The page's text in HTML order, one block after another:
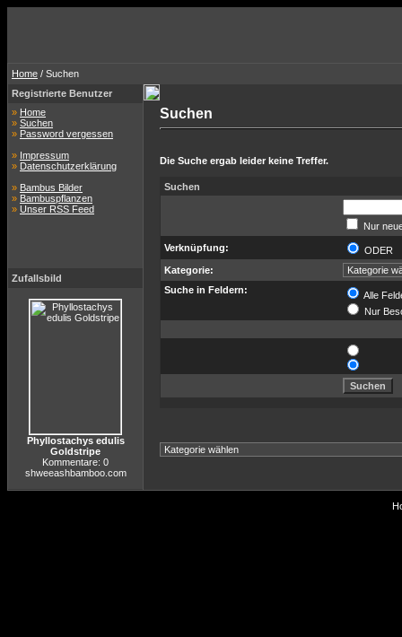
Home / Suchen
Registrierte Benutzer
» Home
» Suchen
» Password vergessen
» Impressum
» Datenschutzerklärung
» Bambus Bilder
» Bambuspflanzen
» Unser RSS Feed
Zufallsbild
Phyllostachys edulis
Goldstripe
Kommentare: 0
shweeashbamboo.com
Suchen
Die Suche ergab leider keine Treffer.
Suchen
Nur
Verknüpfung:
ODER
Kategorie:
Suche in Feldern:
Alle
Nur